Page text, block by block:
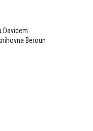
Davidem
Beroun